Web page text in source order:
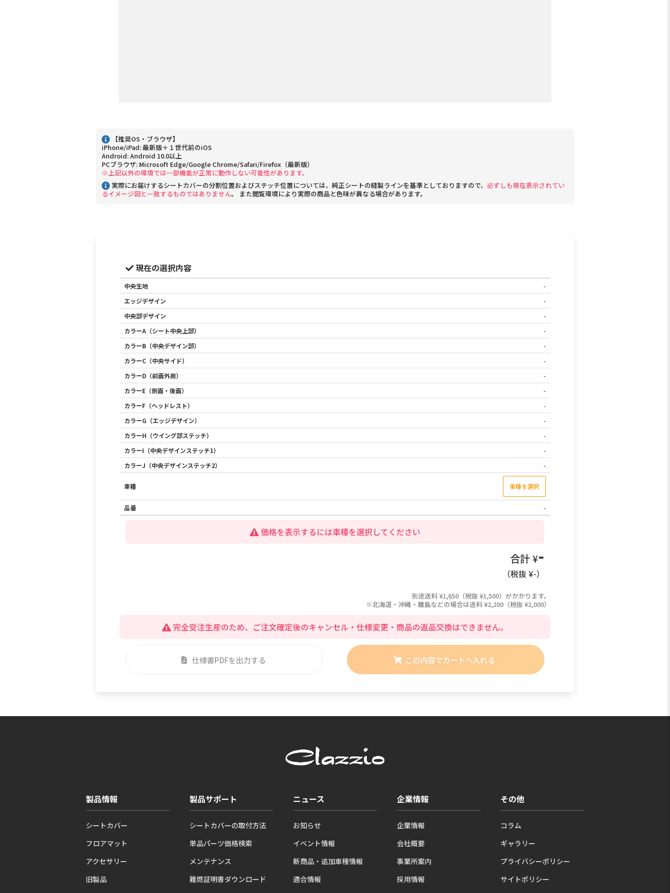
【推奨OS・ブラウザ】
iPhone/iPad: 最新版＋１世代前のiOS
Android: Android 10.0以上
PCブラウザ: Microsoft Edge/Google Chrome/Safari/Firefox（最新版）
※上記以外の環境では一部機能が正常に動作しない可能性があります。
実際にお届けするシートカバーの分割位置およびステッチ位置については、純正シートの縫製ラインを基準としておりますので、 必ずしも現在表示されてい
るイメージ図と一致するものではありません。 また閲覧環境により実際の商品と色味が異なる場合があります。
現在の選択内容
中央生地
-
エッジデザイン
-
中央部デザイン
-
カラーA（シート中央上部）
-
カラーB（中央デザイン部）
-
カラーC（中央サイド）
-
カラーD（前面外周）
-
カラーE（側面・後面）
-
カラーF（ヘッドレスト）
-
カラーG（エッジデザイン）
-
カラーH（ウイング部ステッチ）
-
カラーI（中央デザインステッチ1）
-
カラーJ（中央デザインステッチ2）
-
車種 車種を選択
品番 -
価格を表示するには車種を選択してください
合計 ¥-
（税抜 ¥-）
別途送料 ¥1,650（税抜 ¥1,500）がかかります。
※北海道・沖縄・離島などの場合は送料 ¥2,200（税抜 ¥2,000）
完全受注生産のため、ご注文確定後のキャンセル・仕様変更・商品の返品交換はできません。
仕様書PDFを出力する この内容でカートへ入れる
製品情報
シートカバー
フロアマット
アクセサリー
旧製品
製品サポート
シートカバーの取付方法
単品パーツ価格検索
メンテナンス
難燃証明書ダウンロード
ニュース
お知らせ
イベント情報
新商品・追加車種情報
適合情報
企業情報
企業情報
会社概要
事業所案内
採用情報
その他
コラム
ギャラリー
プライバシーポリシー
サイトポリシー